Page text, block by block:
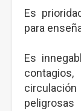
Es
para
Es